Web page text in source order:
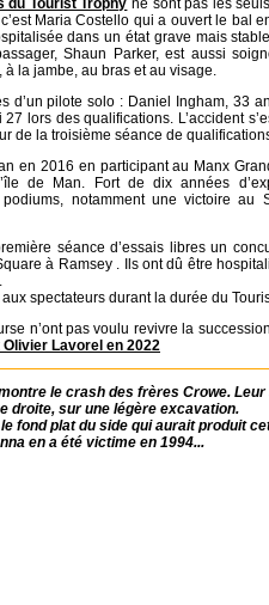
du Tourist Trophy ne sont pas les
Maria Costello qui a ouvert le bal
dans un état grave mais
Shaun Parker, est aussi
la jambe, au bras et au visage.
d’un pilote solo : Daniel Ingham, 33
lors des qualifications. L’accident
de la troisième séance de
en 2016 en participant au Manx
de Man. Fort de dix années
notamment une victoire au
séance d’essais libres un
à Ramsey . Ils ont dû être
spectateurs durant la durée du
n’ont pas voulu revivre la
Lavorel en 2022
le crash des frères Crowe. Leur
droite, sur une légère excavation.
le fond plat du side qui aurait produit
en a été victime en 1994...